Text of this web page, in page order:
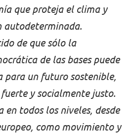
que proteja el clima y
autodeterminada.
de que sólo la
de las bases puede
para un futuro sostenible,
y socialmente justo.
en todos los niveles, desde
como movimiento y